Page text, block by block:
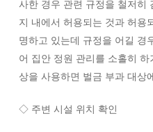
사한 경우 관련 규정을 철저히
지 내에서 허용되는 것과 허용
명하고 있는데 규정을 어길 경
어 집안 정원 관리를 소홀히
상을 사용하면 벌금 부과 대상
◇ 주변 시설 위치 확인